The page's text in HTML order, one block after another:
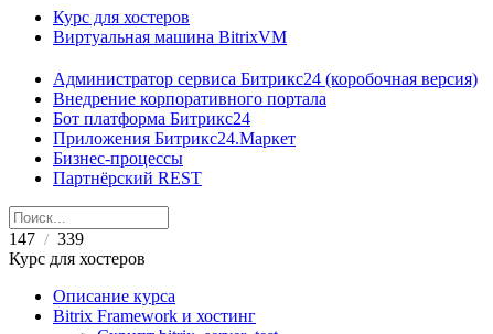
Курс для хостеров
Виртуальная машина BitrixVM
Администратор сервиса Битрикс24 (коробочная версия)
Внедрение корпоративного портала
Бот платформа Битрикс24
Приложения Битрикс24.Маркет
Бизнес-процессы
Партнёрский REST
147 / 339
Курс для хостеров
Описание курса
Bitrix Framework и хостинг